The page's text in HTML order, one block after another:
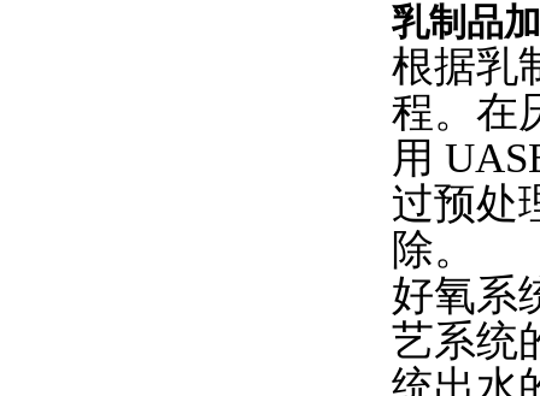
乳制品
根据乳
程。在
用
过预处
除。
好氧系
艺系统